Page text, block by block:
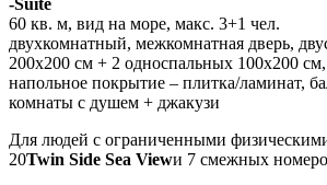
60 кв. м, вид на море, макс. 3+1 чел.
двухкомнатный, межкомнатная дверь,
200х200 см + 2 односпальных 100х200
напольное покрытие – плитка/ламинат,
комнаты с душем + джакузи
Для людей с ограниченными
20Twin Side Sea Viewи 7 смежных